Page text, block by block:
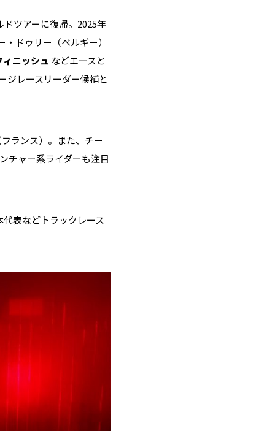
ツアーに復帰。2025年
ドゥリー（ベルギー）
ニッシュ などエースと
ジレースリーダー候補と
ランス）。また、チー
チャー系ライダーも注目
表などトラックレース